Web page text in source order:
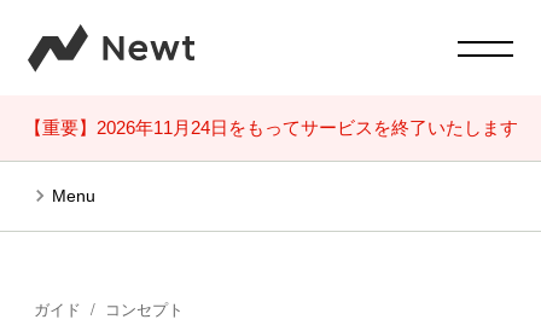
【重要】2026年11月24日をもってサービスを終了いたします
Menu
ガイド コンセプト